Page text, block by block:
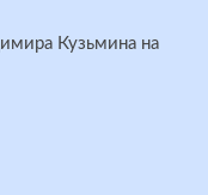
Кузьмина на